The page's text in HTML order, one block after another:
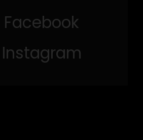
Facebook
Instagram